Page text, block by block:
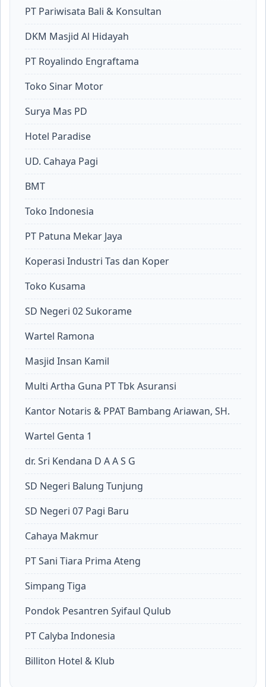
PT Pariwisata Bali & Konsultan
DKM Masjid Al Hidayah
PT Royalindo Engraftama
Toko Sinar Motor
Surya Mas PD
Hotel Paradise
UD. Cahaya Pagi
BMT
Toko Indonesia
PT Patuna Mekar Jaya
Koperasi Industri Tas dan Koper
Toko Kusama
SD Negeri 02 Sukorame
Wartel Ramona
Masjid Insan Kamil
Multi Artha Guna PT Tbk Asuransi
Kantor Notaris & PPAT Bambang Ariawan, SH.
Wartel Genta 1
dr. Sri Kendana D A A S G
SD Negeri Balung Tunjung
SD Negeri 07 Pagi Baru
Cahaya Makmur
PT Sani Tiara Prima Ateng
Simpang Tiga
Pondok Pesantren Syifaul Qulub
PT Calyba Indonesia
Billiton Hotel & Klub